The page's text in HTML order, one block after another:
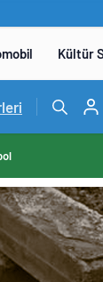
Kültür
Teknoloji